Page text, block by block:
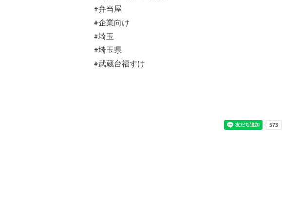
#弁当屋
#企業向け
#埼玉
#埼玉県
#武蔵台福すけ